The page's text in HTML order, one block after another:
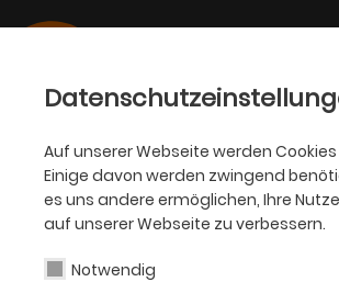
Auf unserer Webseite werden
Einige davon werden zwingend
es uns andere ermöglichen, Ihre
auf unserer Webseite zu verbessern.
Notwendig
OPER
Stanislas de